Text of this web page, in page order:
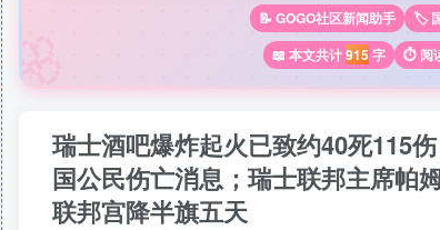
🌸 📝 GOGO社区新闻助手
🏷️
📖 本文共计915字 ⏱️ 阅
瑞士酒吧爆炸起火已致约40死115
国公民伤亡消息；瑞士联邦主席帕
联邦宫降半旗五天